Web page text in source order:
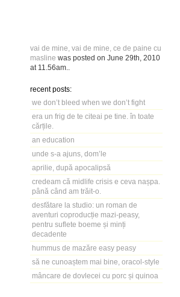
vai de mine, vai de mine, ce de paine cu
masline was posted on June 29th, 2010
at 11.56am
recent posts:
we don’t bleed when we don’t fight
era un frig de te citeai pe tine. în toate
cărțile.
an education
unde s-a ajuns, dom’le
aprilie, după apocalipsă
credeam că midlife crisis e ceva nașpa.
până când am trăit-o.
desfătare la studio: un roman de
aventuri coproducție mazi-peasy,
pentru suflete boeme și minți
decadente
hummus de mazăre easy peasy
să ne cunoaștem mai bine, oracol-style
mâncare de dovlecei cu porc și quinoa